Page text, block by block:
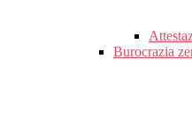
Burocrazia